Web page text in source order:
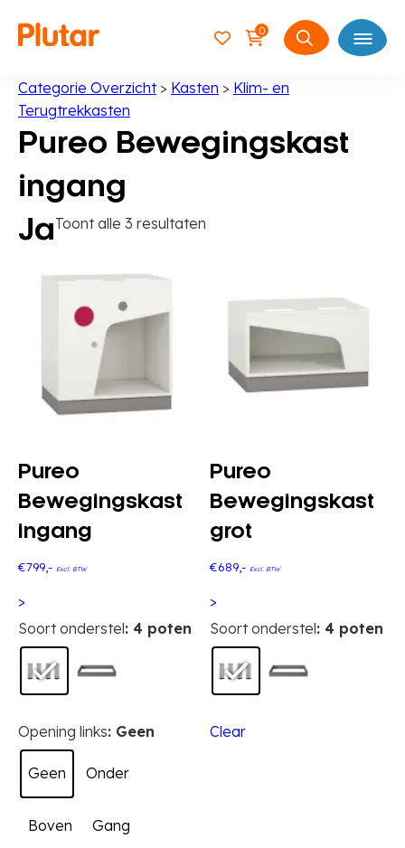
0
Zoeken
Open
Categorie Overzicht > Kasten > Klim- en
Terugtrekkasten
Pureo Bewegingskast
ingang
JaToont alle 3 resultaten
Pureo
Bewegingskast
ingang
€799,- Excl. BTW
>
Dit
product
heeft
meerdere
Deze
optie
kan
gekozen
worden
Soort onderstel: 4 poten
Opening links: Geen
Geen Onder
Boven Gang
Pureo
Bewegingskast
grot
€689,- Excl. BTW
>
Dit
product
heeft
meerdere
Deze
Soort onderstel: 4 poten
Clear